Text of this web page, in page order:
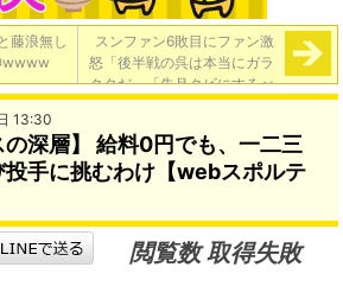
藤浪無し
wwww
スンファン6敗目にファン激
怒「後半戦の呉は本当にガラ
クタだ」「先月クビにするべ
きだった」→
13:30
の深層】 給料0円でも、一二三
投手に挑むわけ【webスポルテ
閲覧数 取得失敗